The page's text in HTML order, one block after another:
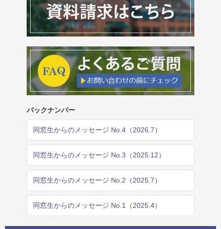
バックナンバー
同窓生からのメッセージ No.4（2026.7）
同窓生からのメッセージ No.3（2025.12）
同窓生からのメッセージ No.2（2025.7）
同窓生からのメッセージ No.1（2025.4）